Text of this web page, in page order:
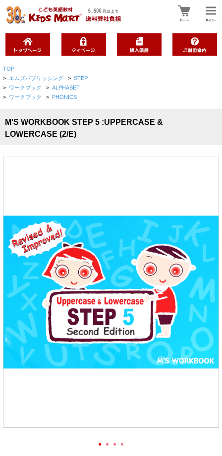
TOP
> エムズパブリッシング > STEP
> ワークブック > ALPHABET
> ワークブック > PHONICS
M'S WORKBOOK STEP 5 :UPPERCASE &
LOWERCASE (2/E)